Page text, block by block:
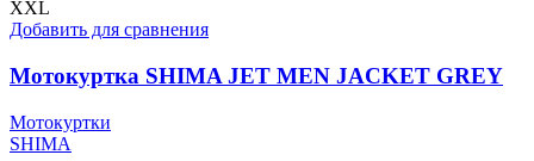
Опции
выбрать
на
XXL
Добавить для сравнения
Мотокуртка SHIMA JET MEN JACKET GREY
Мотокуртки
SHIMA